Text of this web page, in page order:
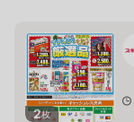
2枚